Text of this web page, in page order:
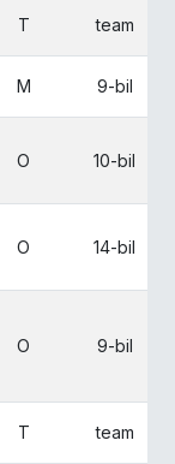
T team
M 9-bil
O 10-bil
O 14-bil
O 9-bil
T team